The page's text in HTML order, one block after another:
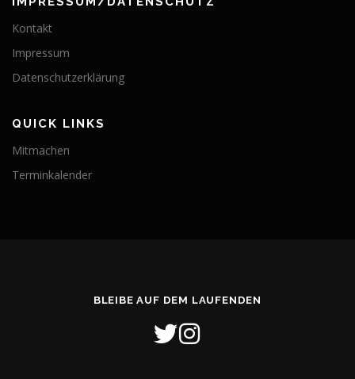
Kontakt
Impressum
Datenschutzerklärung
QUICK LINKS
Mitmachen
Terminkalender
BLEIBE AUF DEM LAUFENDEN